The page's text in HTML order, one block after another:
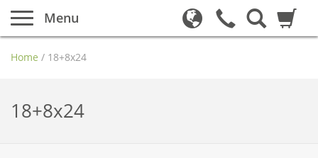
Menu
Home / 18+8x24
18+8x24